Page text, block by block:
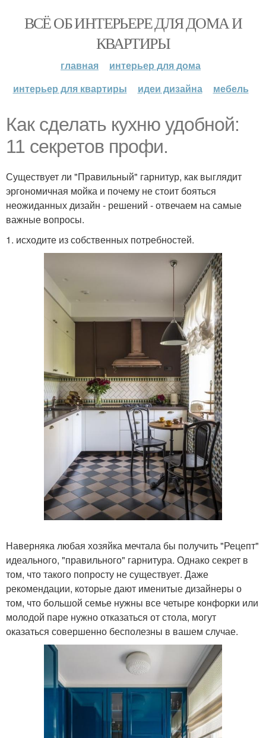
ВСЁ ОБ ИНТЕРЬЕРЕ ДЛЯ ДОМА И
КВАРТИРЫ
главная
интерьер для дома
интерьер для квартиры
идеи дизайна мебель
Как сделать кухню удобной:
11 секретов профи.
Существует ли "Правильный" гарнитур, как выглядит
эргономичная мойка и почему не стоит бояться
неожиданных дизайн - решений - отвечаем на самые
важные вопросы.
1. исходите из собственных потребностей.
Наверняка любая хозяйка мечтала бы получить "Рецепт"
идеального, "правильного" гарнитура. Однако секрет в
том, что такого попросту не существует. Даже
рекомендации, которые дают именитые дизайнеры о
том, что большой семье нужны все четыре конфорки или
молодой паре нужно отказаться от стола, могут
оказаться совершенно бесполезны в вашем случае.